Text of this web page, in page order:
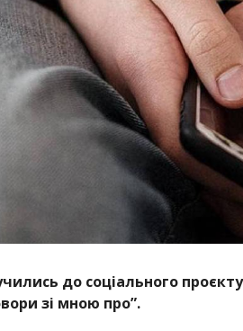
до соціального проєкту
зі мною про”.